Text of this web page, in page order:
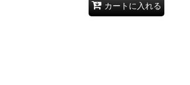
カートに入れる